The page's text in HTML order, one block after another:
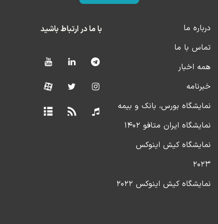
درباره ما
تماس با ما
همه اخبار
خبرنامه
نمایشگاه بورس، بانک و بیمه
نمایشگاه ایران متافو ۱۴۰۲
نمایشگاه کیش اینوکس
۲۰۲۳
نمایشگاه کیش اینوکس ۲۰۲۲
با ما در ارتباط باشید